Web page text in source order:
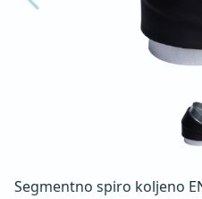
Segmentno spiro koljeno